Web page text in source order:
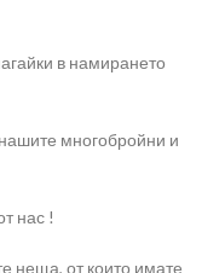
в намирането
многобройни и
нас !
неща, от които имате